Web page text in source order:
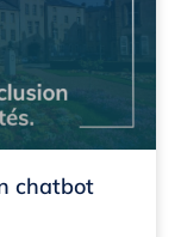
chatbot